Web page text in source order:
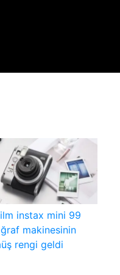
instax mini 99
makinesinin
rengi geldi